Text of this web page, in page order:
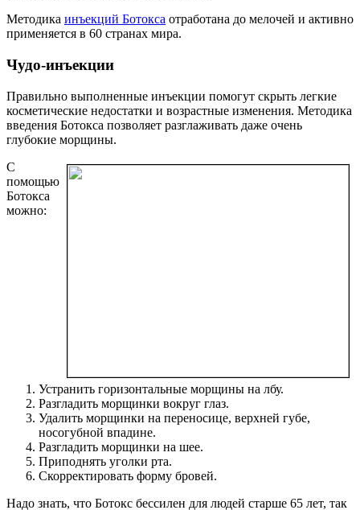
Методика инъекций Ботокса отработана до мелочей и активно
применяется в 60 странах мира.
Чудо-инъекции
Правильно выполненные инъекции помогут скрыть легкие
косметические недостатки и возрастные изменения. Методика
введения Ботокса позволяет разглаживать даже очень
глубокие морщины.
С
помощью
Ботокса
можно:
Устранить горизонтальные морщины на лбу.
Разгладить морщинки вокруг глаз.
Удалить морщинки на переносице, верхней губе,
носогубной впадине.
Разгладить морщинки на шее.
Приподнять уголки рта.
Скорректировать форму бровей.
Надо знать, что Ботокс бессилен для людей старше 65 лет, так